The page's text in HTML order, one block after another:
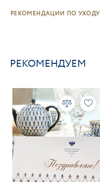
РЕКОМЕНДАЦИИ ПО УХОДУ
РЕКОМЕНДУЕМ